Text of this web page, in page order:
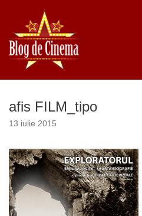
Sari
la
conținut
afis FILM_tipo
13 iulie 2015